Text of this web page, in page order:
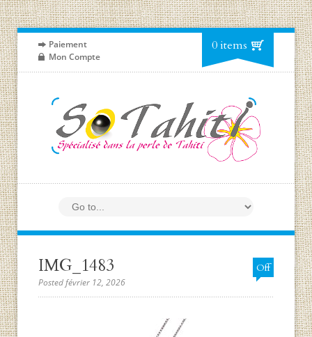
Paiement
Mon Compte
0 items
IMG_1483
Posted février 12, 2026
Off